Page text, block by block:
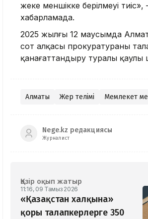
жеке меншікке берілмеуі
хабарламада.
2025 жылғы 12 маусымда
сот алқасы прокуратураның
қанағаттандыру туралы
Алматы Жер телімі Мемлекет
Nege.kz редакциясы
Журналист
Қазір оқып жатыр
11:16, 09 Тамыз 2026
«Қазақстан халқына»
қоры талапкерлерге 350